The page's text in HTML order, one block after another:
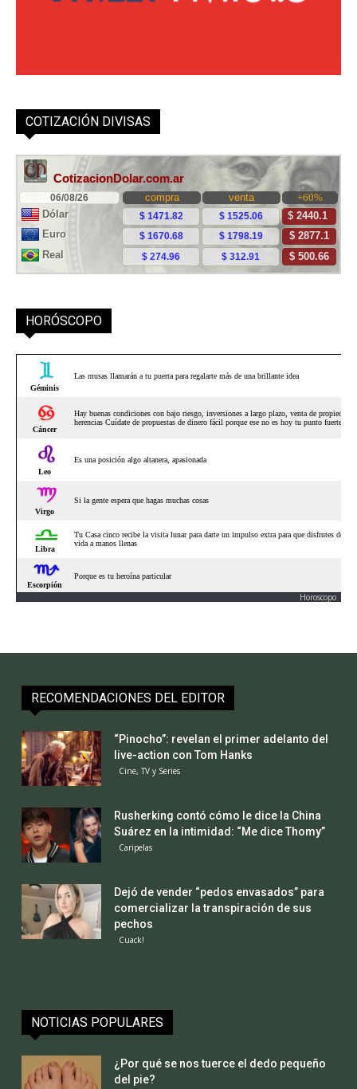
COTIZACIÓN DIVISAS
HORÓSCOPO
Horoscopo
RECOMENDACIONES DEL EDITOR
“Pinocho”: revelan el primer adelanto del
live-action con Tom Hanks
Cine, TV y Series
Rusherking contó cómo le dice la China
Suárez en la intimidad: “Me dice Thomy”
Caripelas
Dejó de vender “pedos envasados” para
comercializar la transpiración de sus
pechos
Cuack!
NOTICIAS POPULARES
¿Por qué se nos tuerce el dedo pequeño
del pie?